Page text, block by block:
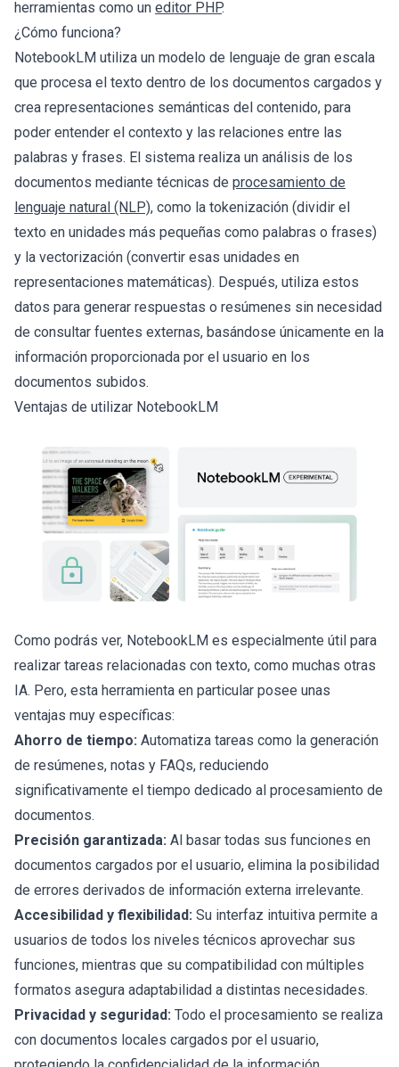
herramientas como un editor PHP.
¿Cómo funciona?
NotebookLM utiliza un modelo de lenguaje de gran escala
que procesa el texto dentro de los documentos cargados y
crea representaciones semánticas del contenido, para
poder entender el contexto y las relaciones entre las
palabras y frases. El sistema realiza un análisis de los
documentos mediante técnicas de procesamiento de
lenguaje natural (NLP), como la tokenización (dividir el
texto en unidades más pequeñas como palabras o frases)
y la vectorización (convertir esas unidades en
representaciones matemáticas). Después, utiliza estos
datos para generar respuestas o resúmenes sin necesidad
de consultar fuentes externas, basándose únicamente en la
información proporcionada por el usuario en los
documentos subidos.
Ventajas de utilizar NotebookLM
Como podrás ver, NotebookLM es especialmente útil para
realizar tareas relacionadas con texto, como muchas otras
IA. Pero, esta herramienta en particular posee unas
ventajas muy específicas:
Ahorro de tiempo: Automatiza tareas como la generación
de resúmenes, notas y FAQs, reduciendo
significativamente el tiempo dedicado al procesamiento de
documentos.
Precisión garantizada: Al basar todas sus funciones en
documentos cargados por el usuario, elimina la posibilidad
de errores derivados de información externa irrelevante.
Accesibilidad y flexibilidad: Su interfaz intuitiva permite a
usuarios de todos los niveles técnicos aprovechar sus
funciones, mientras que su compatibilidad con múltiples
formatos asegura adaptabilidad a distintas necesidades.
Privacidad y seguridad: Todo el procesamiento se realiza
con documentos locales cargados por el usuario,